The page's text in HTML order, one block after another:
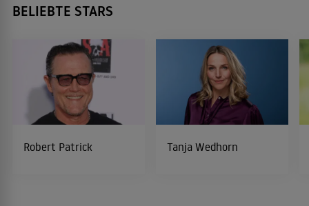
BELIEBTE STARS
Robert Patrick Tanja Wedhorn